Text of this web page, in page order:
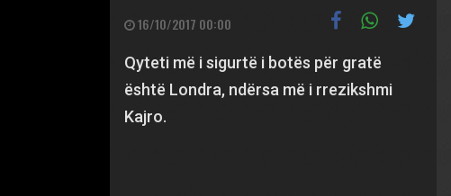
16/10/2017 00:00
Qyteti më i sigurtë i botës për gratë
është Londra, ndërsa më i rrezikshmi
Kajro.